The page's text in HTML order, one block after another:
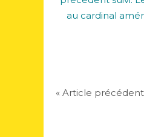
« Article précédent